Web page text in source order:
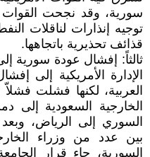
سورية، وقد نجحت القوات
توجيه إنذارات لناقلات
قذائف تحذيرية باتجاهها.
ثالثاً: إفشال عودة سورية
الإدارة الأمريكية إلى
العربية، لكنها فشلت فشلاّ
الخارجية السعودية إلى
السوري إلى الرياض،
بين عدد من وزراء
السورية، جاء قرار